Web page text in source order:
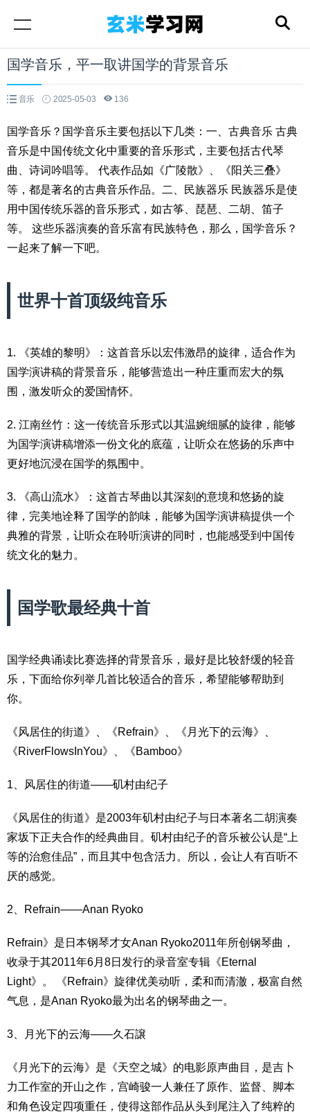
国学音乐，平一取讲国学的背景音乐
音乐 2025-05-03 136
国学音乐？国学音乐主要包括以下几类：一、古典音乐 古典
音乐是中国传统文化中重要的音乐形式，主要包括古代琴
曲、诗词吟唱等。 代表作品如《广陵散》、《阳关三叠》
等，都是著名的古典音乐作品。二、民族器乐 民族器乐是使
用中国传统乐器的音乐形式，如古筝、琵琶、二胡、笛子
等。 这些乐器演奏的音乐富有民族特色，那么，国学音乐？
一起来了解一下吧。
世界十首顶级纯音乐
1. 《英雄的黎明》：这首音乐以宏伟激昂的旋律，适合作为
国学演讲稿的背景音乐，能够营造出一种庄重而宏大的氛
围，激发听众的爱国情怀。
2. 江南丝竹：这一传统音乐形式以其温婉细腻的旋律，能够
为国学演讲稿增添一份文化的底蕴，让听众在悠扬的乐声中
更好地沉浸在国学的氛围中。
3. 《高山流水》：这首古琴曲以其深刻的意境和悠扬的旋
律，完美地诠释了国学的韵味，能够为国学演讲稿提供一个
典雅的背景，让听众在聆听演讲的同时，也能感受到中国传
统文化的魅力。
国学歌最经典十首
国学经典诵读比赛选择的背景音乐，最好是比较舒缓的轻音
乐，下面给你列举几首比较适合的音乐，希望能够帮助到
你。
《风居住的街道》、《Refrain》、《月光下的云海》、
《RiverFlowsInYou》、《Bamboo》
1、风居住的街道——矶村由纪子
《风居住的街道》是2003年矶村由纪子与日本著名二胡演奏
家坂下正夫合作的经典曲目。矶村由纪子的音乐被公认是“上
等的治愈佳品”，而且其中包含活力。所以，会让人有百听不
厌的感觉。
2、Refrain——Anan Ryoko
Refrain》是日本钢琴才女Anan Ryoko2011年所创钢琴曲，
收录于其2011年6月8日发行的录音室专辑《Eternal
Light》。 《Refrain》旋律优美动听，柔和而清澈，极富自然
气息，是Anan Ryoko最为出名的钢琴曲之一。
3、月光下的云海——久石譲
《月光下的云海》是《天空之城》的电影原声曲目，是吉卜
力工作室的开山之作，宫崎骏一人兼任了原作、监督、脚本
和角色设定四项重任，使得这部作品从头到尾注入了纯粹的